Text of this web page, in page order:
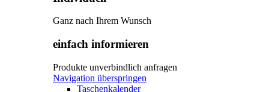
Ganz nach Ihrem Wunsch
einfach informieren
Produkte unverbindlich anfragen
Navigation überspringen
Taschenkalender